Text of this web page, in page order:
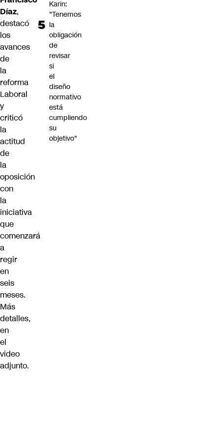
Díaz,
destacó
los
avances
de
la
reforma
Laboral
y
criticó
la
actitud
de
la
oposición
con
la
iniciativa
que
comenzará
a
regir
en
seis
meses.
Más
detalles,
en
el
video
adjunto.
Karin:
"Tenemos
la
obligación
de
revisar
si
el
diseño
normativo
está
cumpliendo
su
objetivo"